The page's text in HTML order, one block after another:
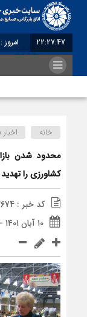
22:27:48 امروز :
خانه
محدود شدن
کشاورزی را
کد خبر : 3674
۱۰ آبان ۱۴۰۱ - ۹:۰۵